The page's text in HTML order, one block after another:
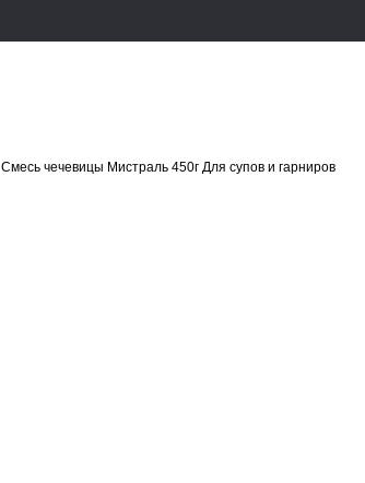
Смесь чечевицы Мистраль 450г Для супов и гарниров